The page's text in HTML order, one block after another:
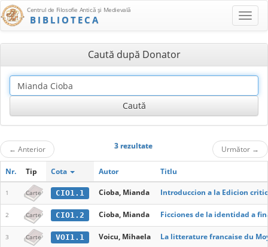
Centrul de Filosofie Antică şi Medievală
BIBLIOTECA
Caută după Donator
← Anterior 3 rezultate Următor →
Nr. Tip Cota Autor Titlu
1 Carte CIO1.1 Cioba, Mianda Introduccion a la Edicion
2 Carte CIO1.2 Cioba, Mianda Ficciones de la identidad a
3 Carte VOI1.1 Voicu, Mihaela La litterature francaise du